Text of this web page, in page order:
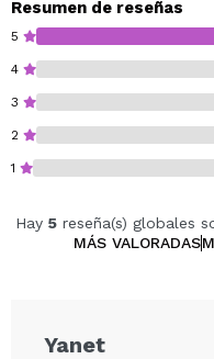
Resumen de reseñas
5
4
3
2
1
Hay 5reseña(s) globales
MÁS VALORADAS
Yanet